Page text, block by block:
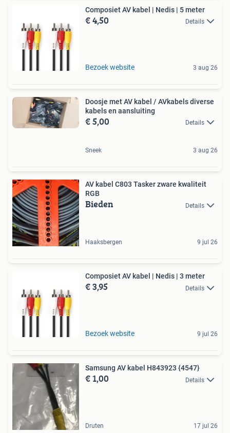
Composiet AV kabel | Nedis | 5 meter
€ 4,50 Details
Bezoek website 3 aug 26
Doosje met AV kabel / AVkabels diverse
kabels en aansluiting
€ 5,00 Details
Sneek 3 aug 26
AV kabel C803 Tasker zware kwaliteit
RGB
Bieden Details
Haaksbergen 9 jul 26
Composiet AV kabel | Nedis | 3 meter
€ 3,95 Details
Bezoek website 9 jul 26
Samsung AV kabel H843923 {4547}
€ 1,00 Details
Druten 17 jul 26